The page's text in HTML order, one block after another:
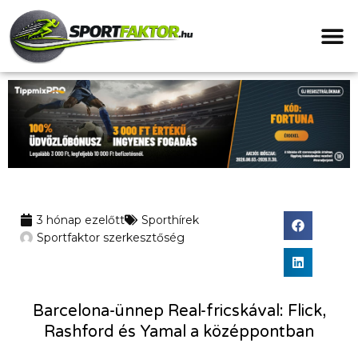
3 hónap ezelőtt
Sporthírek
Sportfaktor szerkesztőség
Barcelona-ünnep Real-fricskával: Flick,
Rashford és Yamal a középpontban